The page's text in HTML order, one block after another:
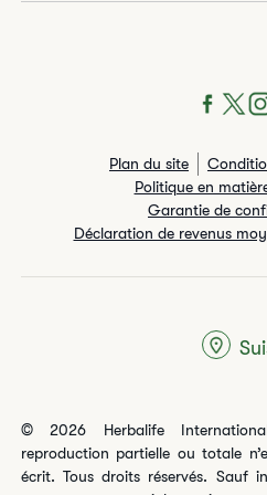
Plan du site
Politique en
Garantie de
Déclaration de revenus
© 2026 Herbalife
reproduction partielle ou totale
écrit. Tous droits réservés. Sauf